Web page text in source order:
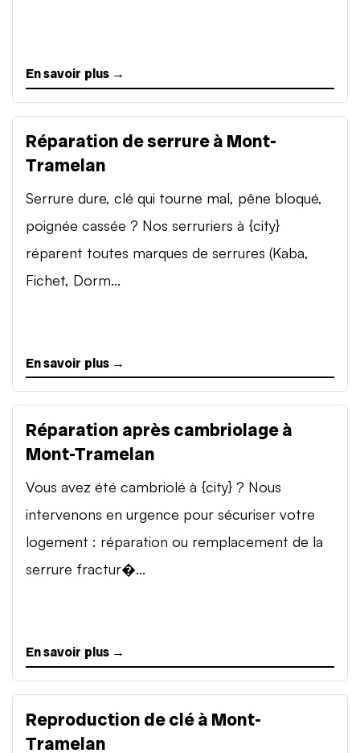
En savoir plus →
Réparation de serrure à Mont-
Tramelan
Serrure dure, clé qui tourne mal, pêne bloqué,
poignée cassée ? Nos serruriers à {city}
réparent toutes marques de serrures (Kaba,
Fichet, Dorm...
En savoir plus →
Réparation après cambriolage à
Mont-Tramelan
Vous avez été cambriolé à {city} ? Nous
intervenons en urgence pour sécuriser votre
logement : réparation ou remplacement de la
serrure fractur�...
En savoir plus →
Reproduction de clé à Mont-
Tramelan